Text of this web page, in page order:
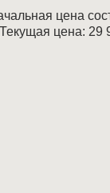
цена
Текущая цена: 29